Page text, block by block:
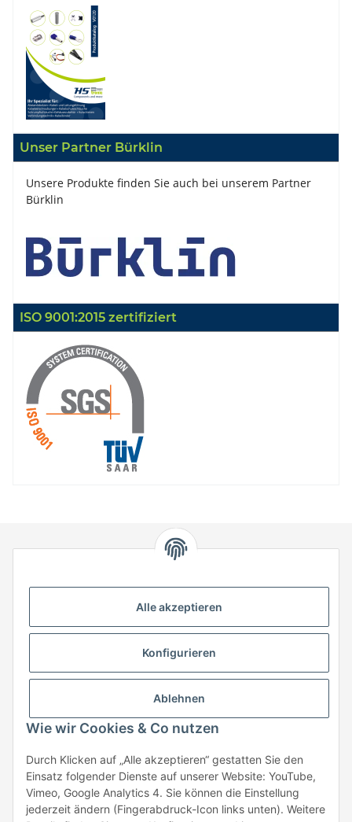
Unser Partner Bürklin
Unsere Produkte finden Sie auch bei unserem Partner
Bürklin
ISO 9001:2015 zertifiziert
74538 Rosengarten-Uttenhofen
Telefon: +49 (0) 7907 943 690
Fax: +49 (0) 7907 942 0222
Mail:info@hstronic-gmbh.de
Beratung:+49 (0) 7907 943690
Anfragen oder Muster anfordern:
Alle akzeptieren
Konfigurieren
Ablehnen
Wie wir Cookies & Co nutzen
Durch Klicken auf „Alle akzeptieren“ gestatten Sie den
Einsatz folgender Dienste auf unserer Website: YouTube,
Vimeo, Google Analytics 4. Sie können die Einstellung
jederzeit ändern (Fingerabdruck-Icon links unten). Weitere